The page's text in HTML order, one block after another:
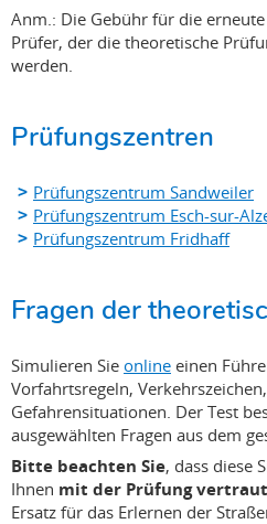
Anm.: Die Gebühr für die
Prüfer, der die theoretische
werden.
Prüfungszentren
Prüfungszentrum Sandweiler
Prüfungszentrum Esch-sur-
Prüfungszentrum Fridhaff
Fragen der
Simulieren Sie online einen
Vorfahrtsregeln,
Gefahrensituationen. Der Test
ausgewählten Fragen aus dem
Bitte beachten Sie, dass diese
Ihnen mit der Prüfung
Ersatz für das Erlernen der